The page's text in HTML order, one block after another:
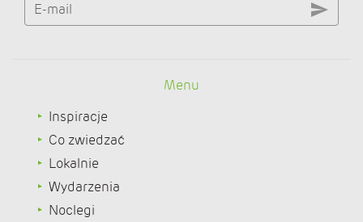
E-mail
Menu
Inspiracje
Co zwiedzać
Lokalnie
Wydarzenia
Noclegi